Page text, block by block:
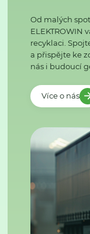
Od malých
ELEKTROWIN
recyklaci.
a přispějte ke
nás i budoucí
Více o nás